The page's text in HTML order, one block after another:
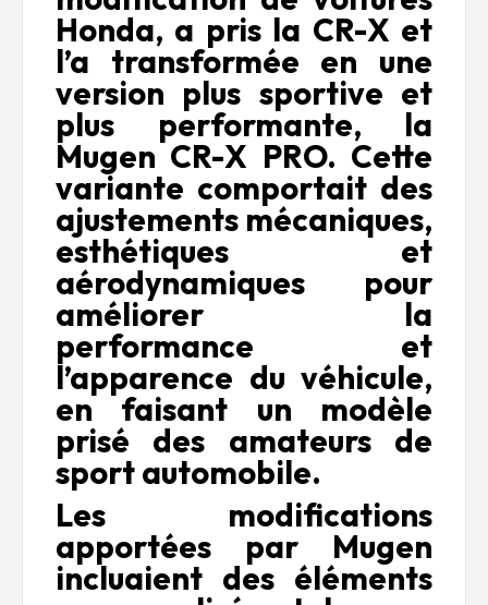
Honda, a pris la CR-X et
l’a transformée en une
version plus sportive et
plus performante, la
Mugen CR-X PRO. Cette
variante comportait des
ajustements mécaniques,
esthétiques et
aérodynamiques pour
améliorer la
performance et
l’apparence du véhicule,
en faisant un modèle
prisé des amateurs de
sport automobile.
Les modifications
apportées par Mugen
incluaient des éléments